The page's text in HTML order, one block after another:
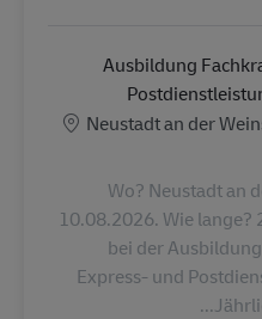
Ausbildung
Neustadt an der
Wo? Neustadt an
10.08.2026. Wie lange?
bei der
Express- und